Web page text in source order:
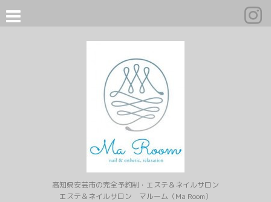
高知県安芸市の完全予約制・エステ＆ネイルサロン
エステ＆ネイルサロン マルーム（Ma Room）